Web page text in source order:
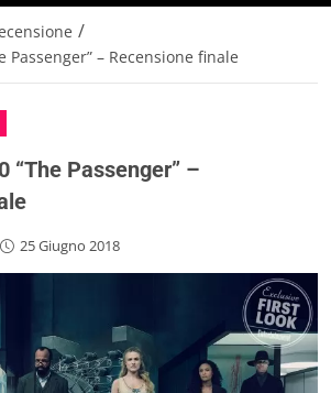
/
Passenger” – Recensione finale
“The Passenger” –
25 Giugno 2018